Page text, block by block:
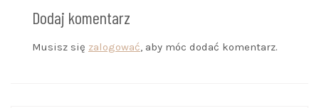
Dodaj komentarz
Musisz się zalogować, aby móc dodać komentarz.